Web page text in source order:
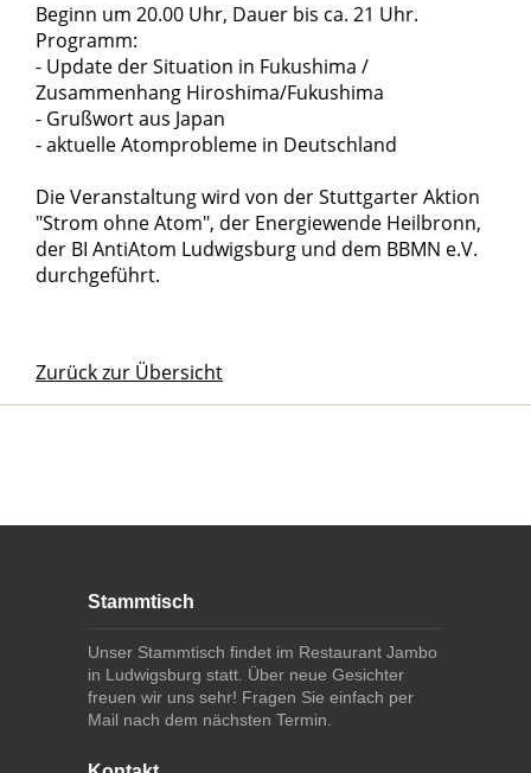
Beginn um 20.00 Uhr, Dauer bis ca. 21 Uhr.
Programm:
- Update der Situation in Fukushima /
Zusammenhang Hiroshima/Fukushima
- Grußwort aus Japan
- aktuelle Atomprobleme in Deutschland
Die Veranstaltung wird von der Stuttgarter Aktion
"Strom ohne Atom", der Energiewende Heilbronn,
der BI AntiAtom Ludwigsburg und dem BBMN e.V.
durchgeführt.
Zurück zur Übersicht
Footer contentStammtisch
Unser Stammtisch findet im Restaurant Jambo
in Ludwigsburg statt. Über neue Gesichter
freuen wir uns sehr! Fragen Sie einfach per
Mail nach dem nächsten Termin.